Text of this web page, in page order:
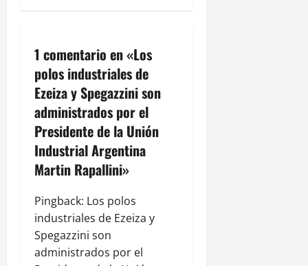
ó
n
d
e
e
n
t
r
1 comentario en «Los
polos industriales de
Ezeiza y Spegazzini son
administrados por el
Presidente de la Unión
Industrial Argentina
Martin Rapallini»
Pingback: Los polos
industriales de Ezeiza y
Spegazzini son
administrados por el